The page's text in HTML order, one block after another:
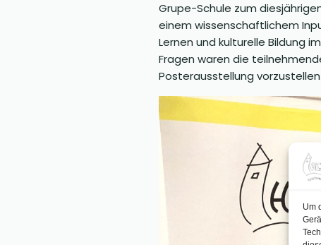
Um
Grupe-Schule zum
einem wissenschaftlichem
Lernen und kulturelle Bildung
Fragen waren die
Posterausstellung